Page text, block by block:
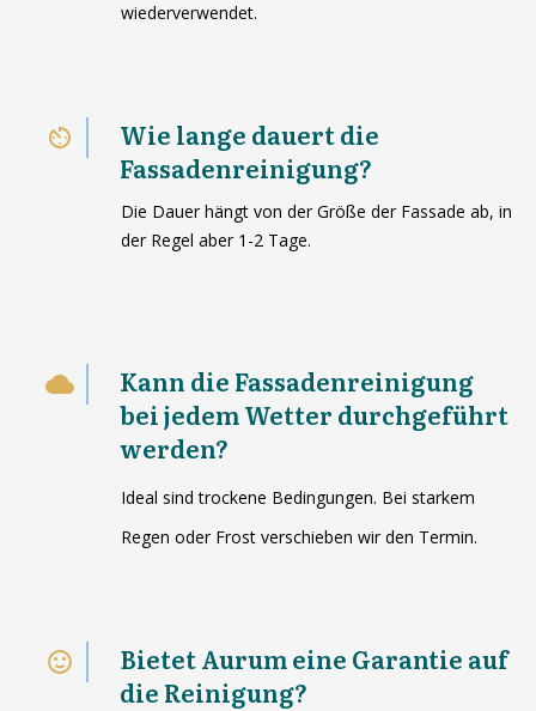
wiederverwendet.
Wie lange dauert die
Fassadenreinigung?
Die Dauer hängt von der Größe der Fassade ab, in
der Regel aber 1-2 Tage.
Kann die Fassadenreinigung
bei jedem Wetter durchgeführt
werden?
Ideal sind trockene Bedingungen. Bei starkem
Regen oder Frost verschieben wir den Termin.
Bietet Aurum eine Garantie auf
die Reinigung?